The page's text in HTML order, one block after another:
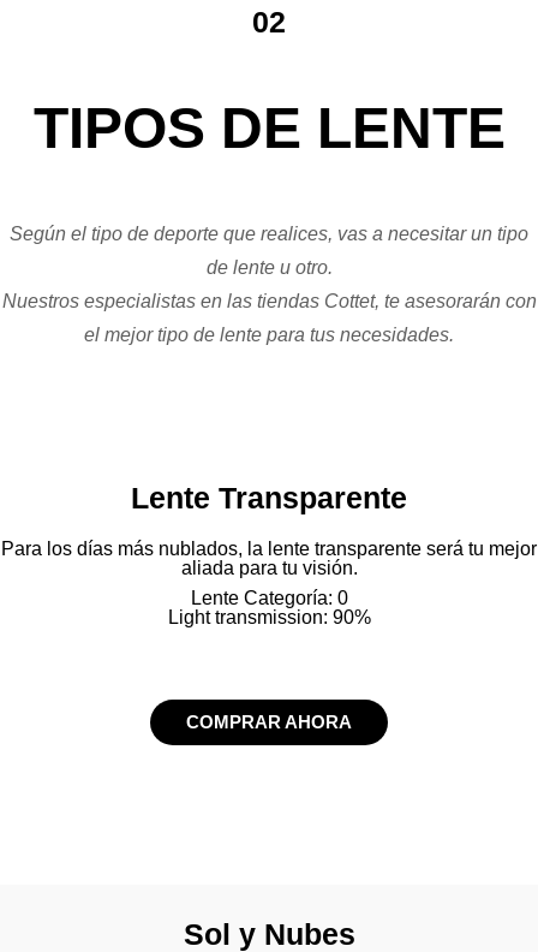
02
TIPOS DE LENTE
Según el tipo de deporte que realices, vas a necesitar un tipo
de lente u otro.
Nuestros especialistas en las tiendas Cottet, te asesorarán con
el mejor tipo de lente para tus necesidades.
Lente Transparente
Para los días más nublados, la lente transparente será tu mejor
aliada para tu visión.
Lente Categoría: 0
Light transmission: 90%
COMPRAR AHORA
Sol y Nubes